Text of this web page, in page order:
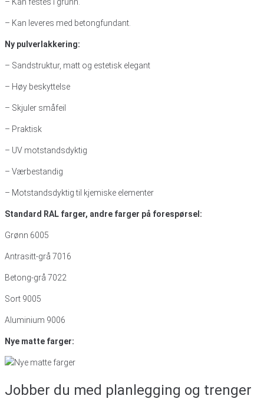
– Kan leveres med betongfundant.
Ny pulverlakkering:
– Sandstruktur, matt og estetisk elegant
– Høy beskyttelse
– Skjuler småfeil
– Praktisk
– UV motstandsdyktig
– Værbestandig
– Motstandsdyktig til kjemiske elementer
Standard RAL farger, andre farger på forespørsel:
Grønn 6005
Antrasitt-grå 7016
Betong-grå 7022
Sort 9005
Aluminium 9006
Nye matte farger:
Jobber du med planlegging og trenger